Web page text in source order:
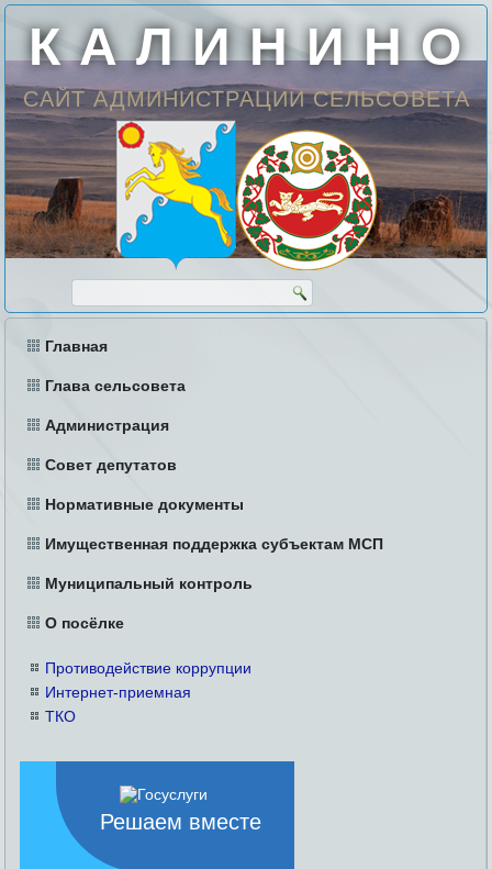
К А Л И Н И Н О
САЙТ АДМИНИСТРАЦИИ СЕЛЬСОВЕТА
Главная
Глава сельсовета
Администрация
Совет депутатов
Нормативные документы
Имущественная поддержка субъектам МСП
Муниципальный контроль
О посёлке
Противодействие коррупции
Интернет-приемная
ТКО
Решаем вместе